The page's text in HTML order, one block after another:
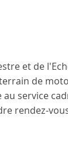
et de
de
service
rendez-